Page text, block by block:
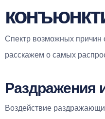
Спектр возможных причин
расскажем о самых
Раздражения
Воздействие